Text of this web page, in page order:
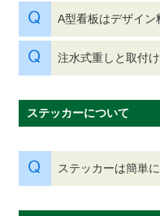
A型看板はデザイン
注水式重しと取付
ステッカーについて
ステッカーは簡単